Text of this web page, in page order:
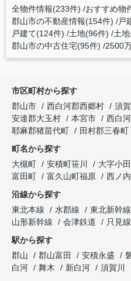
全物件情報(233件) おすすめ物
郡山市の不動産情報(154件) 戸
戸建て(124件) 土地(96件) 土
郡山市の中古住宅(95件) 2500
市区町村から探す
郡山市
西白河郡西郷村 須
安達郡大玉村
本宮市 西白
耶麻郡猪苗代町
田村郡三春町
町名から探す
大槻町
安積町笹川 大字小
富田町
富久山町福原 西ノ内
沿線から探す
東北本線
水郡線 東北新幹線
山形新幹線
会津鉄道 只見線
駅から探す
郡山
郡山富田 安積永盛
白河
舞木 新白河 須賀川